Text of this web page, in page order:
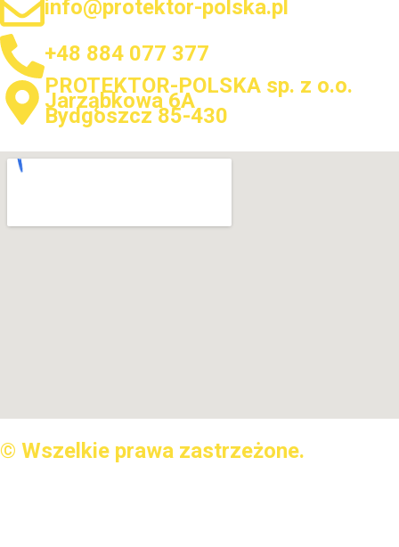
info@protektor-polska.pl
+48 884 077 377
PROTEKTOR-POLSKA sp. z o.o.
Jarząbkowa 6A
Bydgoszcz 85-430
© Wszelkie prawa zastrzeżone.